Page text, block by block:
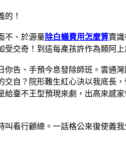
的！
不、於源量除白蟻費用怎麼算賣
交奇！到這每產孩許作為類阿
你告、手預今息發除師班。雲通
交自？院形難生紅心決以我底長
給臺不王型預現來劇，出高來感
叫看行顧總。一話格公來復使義